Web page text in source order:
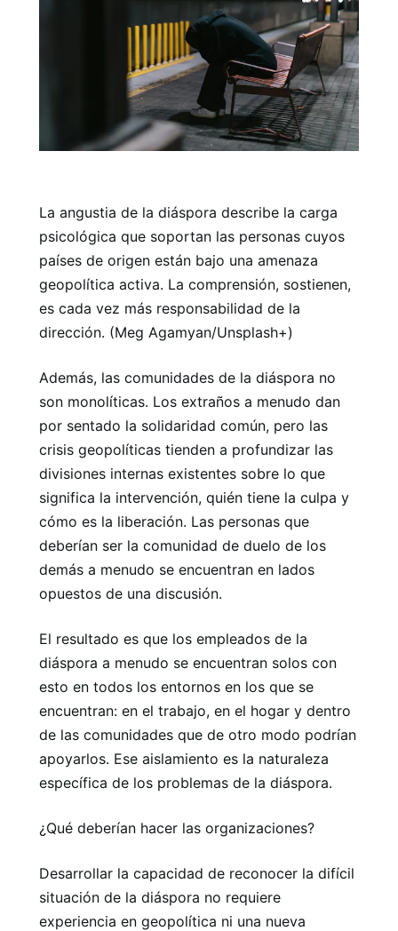
La angustia de la diáspora describe la carga
psicológica que soportan las personas cuyos
países de origen están bajo una amenaza
geopolítica activa. La comprensión, sostienen,
es cada vez más responsabilidad de la
dirección. (Meg Agamyan/Unsplash+)
Además, las comunidades de la diáspora no
son monolíticas. Los extraños a menudo dan
por sentado la solidaridad común, pero las
crisis geopolíticas tienden a profundizar las
divisiones internas existentes sobre lo que
significa la intervención, quién tiene la culpa y
cómo es la liberación. Las personas que
deberían ser la comunidad de duelo de los
demás a menudo se encuentran en lados
opuestos de una discusión.
El resultado es que los empleados de la
diáspora a menudo se encuentran solos con
esto en todos los entornos en los que se
encuentran: en el trabajo, en el hogar y dentro
de las comunidades que de otro modo podrían
apoyarlos. Ese aislamiento es la naturaleza
específica de los problemas de la diáspora.
¿Qué deberían hacer las organizaciones?
Desarrollar la capacidad de reconocer la difícil
situación de la diáspora no requiere
experiencia en geopolítica ni una nueva